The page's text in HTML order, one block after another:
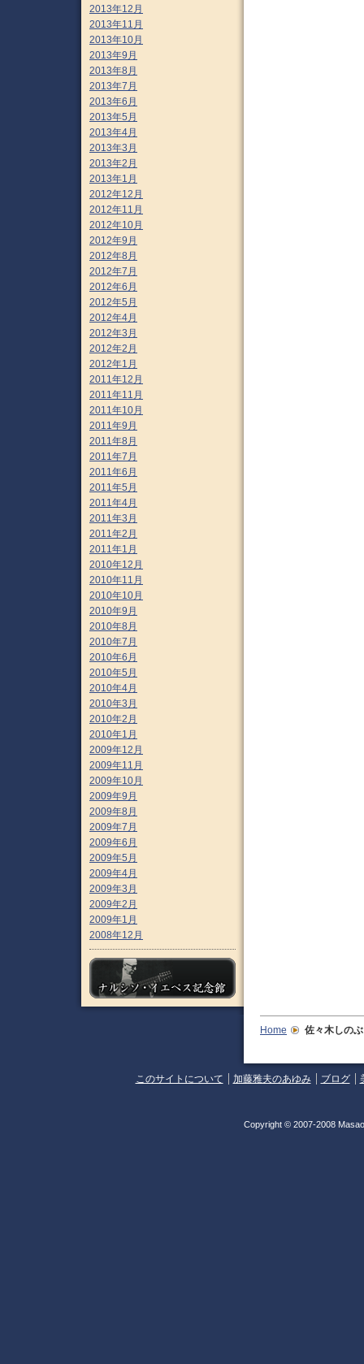
2013年12月
2013年11月
2013年10月
2013年9月
2013年8月
2013年7月
2013年6月
2013年5月
2013年4月
2013年3月
2013年2月
2013年1月
2012年12月
2012年11月
2012年10月
2012年9月
2012年8月
2012年7月
2012年6月
2012年5月
2012年4月
2012年3月
2012年2月
2012年1月
2011年12月
2011年11月
2011年10月
2011年9月
2011年8月
2011年7月
2011年6月
2011年5月
2011年4月
2011年3月
2011年2月
2011年1月
2010年12月
2010年11月
2010年10月
2010年9月
2010年8月
2010年7月
2010年6月
2010年5月
2010年4月
2010年3月
2010年2月
2010年1月
2009年12月
2009年11月
2009年10月
2009年9月
2009年8月
2009年7月
2009年6月
2009年5月
2009年4月
2009年3月
2009年2月
2009年1月
2008年12月
Home 佐々木しのぶ
このサイトについて 加藤雅夫のあゆみ ブログ
Copyright © 2007-2008